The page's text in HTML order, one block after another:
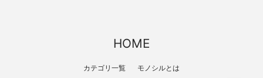
HOME
カテゴリ一覧 モノシルとは